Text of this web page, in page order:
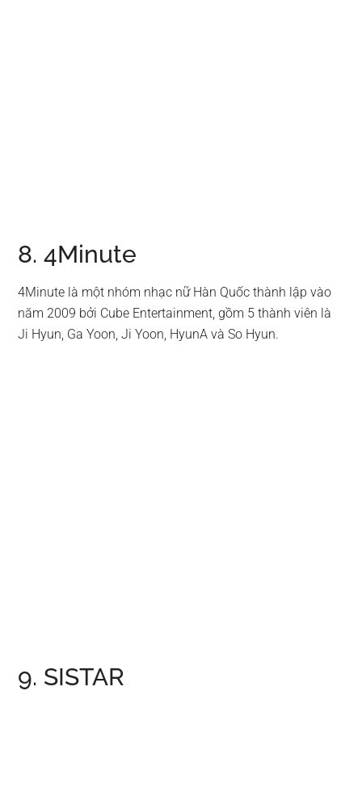
8. 4Minute
4Minute là một nhóm nhạc nữ Hàn Quốc thành lập vào
năm 2009 bởi Cube Entertainment, gồm 5 thành viên là
Ji Hyun, Ga Yoon, Ji Yoon, HyunA và So Hyun.
9. SISTAR